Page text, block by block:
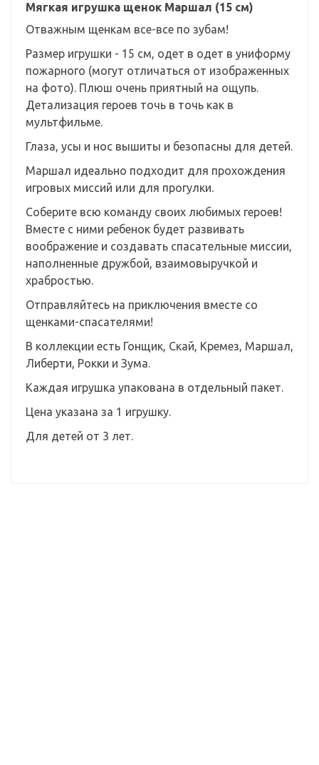
Мягкая игрушка щенок Маршал (15 см)
Отважным щенкам все-все по зубам!
Размер игрушки - 15 см, одет в одет в униформу
пожарного (могут отличаться от изображенных
на фото). Плюш очень приятный на ощупь.
Детализация героев точь в точь как в
мультфильме.
Глаза, усы и нос вышиты и безопасны для детей.
Маршал идеально подходит для прохождения
игровых миссий или для прогулки.
Соберите всю команду своих любимых героев!
Вместе с ними ребенок будет развивать
воображение и создавать спасательные миссии,
наполненные дружбой, взаимовыручкой и
храбростью.
Отправляйтесь на приключения вместе со
щенками-спасателями!
В коллекции есть Гонщик, Скай, Кремез, Маршал,
Либерти, Рокки и Зума.
Каждая игрушка упакована в отдельный пакет.
Цена указана за 1 игрушку.
Для детей от 3 лет.